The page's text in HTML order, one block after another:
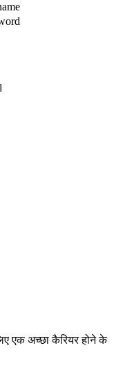
एक अच्छा कैरियर होने के